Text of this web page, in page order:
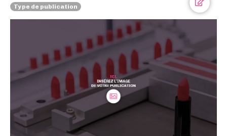
Type de publication